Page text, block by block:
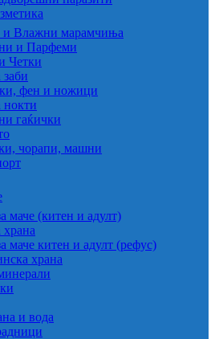
и Влажни марамчиња
и Парфеми
Четки
фен и ножици
нокти
гаќички
чорапи, машни
маче (китен и адулт)
маче китен и адулт (рефус)
храна
и вода